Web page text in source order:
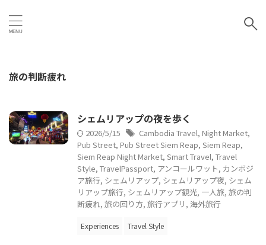
旅の判断疲れ
シェムリアップの夜を歩く
2026/5/15 Cambodia Travel, Night Market,
Pub Street, Pub Street Siem Reap, Siem Reap,
Siem Reap Night Market, Smart Travel, Travel
Style, TravelPassport, アンコールワット, カンボジ
ア旅行, シェムリアップ, シェムリアップ夜, シェム
リアップ旅行, シェムリアップ観光, 一人旅, 旅の判
断疲れ, 旅の回り方, 旅行アプリ , 海外旅行
Experiences Travel Style